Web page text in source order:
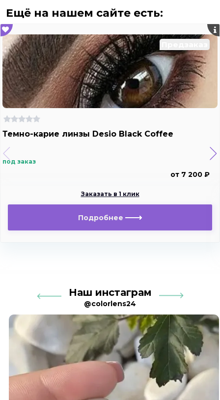
Ещё на нашем сайте есть:
Темно-карие линзы Desio Black Coffee
под заказ
от 7 200 ₽
Заказать в 1 клик
Подробнее
Наш инстаграм
@colorlens24